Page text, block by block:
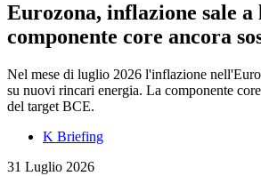
Eurozona, inflazione sale a
componente core ancora
Nel mese di luglio 2026 l'inflazione
su nuovi rincari energia. La componente
del target BCE.
K Briefing
31 Luglio 2026